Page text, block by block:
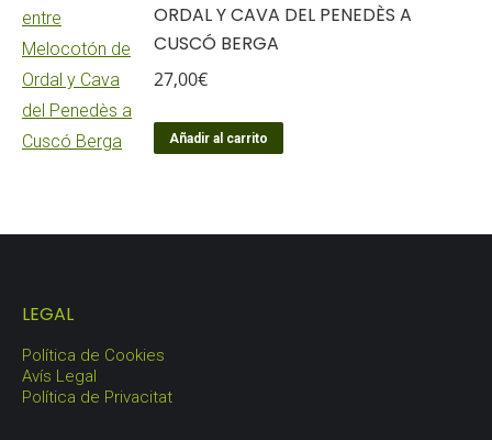
ORDAL Y CAVA DEL PENEDÈS A
CUSCÓ BERGA
27,00€
Añadir al carrito
LEGAL
Política de Cookies
Avís Legal
Política de Privacitat